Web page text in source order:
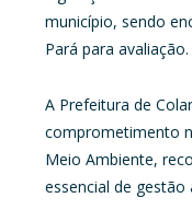
município, sendo
Pará para avaliação.
A Prefeitura de
comprometimento
Meio Ambiente,
essencial de gestão